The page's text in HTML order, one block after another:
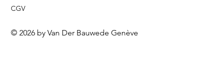
CGV
© 2026 by Van Der Bauwede Genève